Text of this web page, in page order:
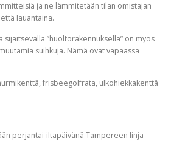
ja ne lämmitetään tilan omistajan
lauantaina.
sijaitsevalla ”huoltorakennuksella” on myös
suihkuja. Nämä ovat vapaassa
frisbeegolfrata, ulkohiekkakenttä
perjantai-iltapäivänä Tampereen linja-